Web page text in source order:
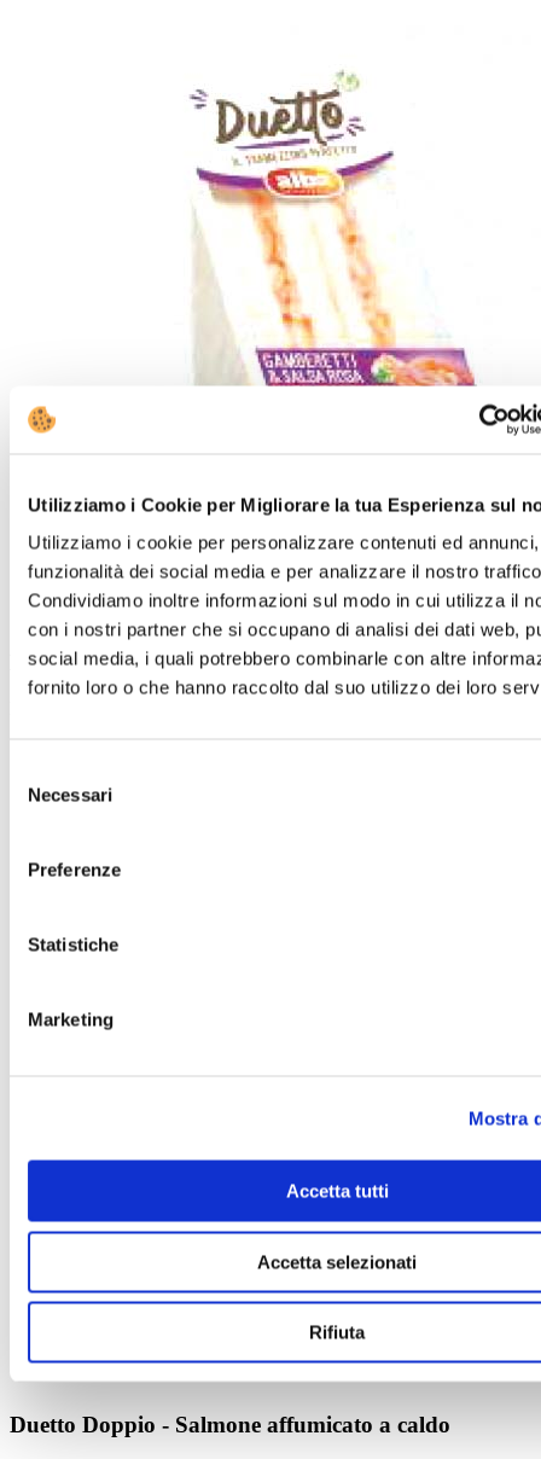
Utilizziamo i Cookie per Migliorare la tua Esperienza sul
Utilizziamo i cookie per personalizzare contenuti ed
funzionalità dei social media e per analizzare il nostro
Condividiamo inoltre informazioni sul modo in cui utilizza il
con i nostri partner che si occupano di analisi dei dati web,
social media, i quali potrebbero combinarle con altre
fornito loro o che hanno raccolto dal suo utilizzo dei loro
delNecessari
Preferenze
Statistiche
Marketing
Mostra
Accetta tutti
Accetta selezionati
Rifiuta
Duetto Doppio - Gamberetti & salsa rosa
Duetto Doppio - Salmone affumicato a caldo